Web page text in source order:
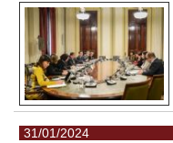
31/01/2024